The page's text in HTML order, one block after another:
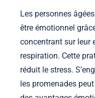
Les personnes
être émotionnel
concentrant sur leur
respiration. Cette
réduit le stress.
les promenades